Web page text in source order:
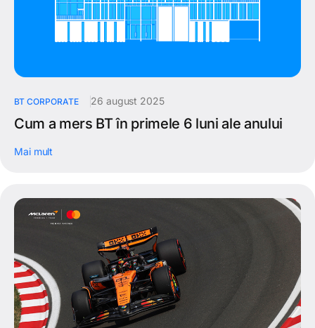
BT CORPORATE 26 august 2025
Cum a mers BT în primele 6 luni ale anului
Mai mult